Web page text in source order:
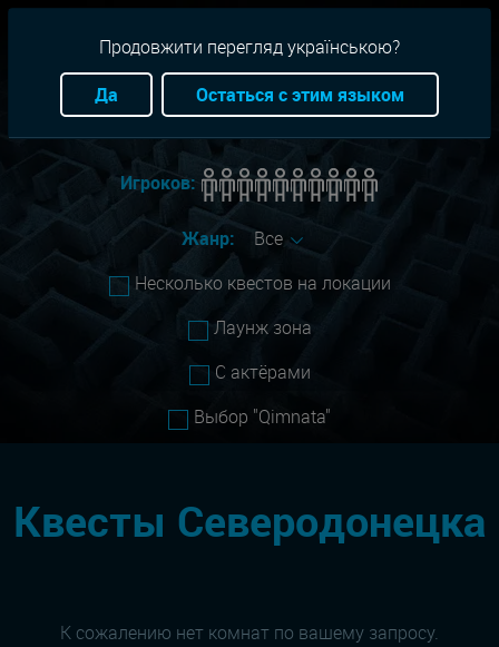
Город: Северодонецк
Игроков:
Жанр:
Все
Несколько квестов на локации
Лаунж зона
С актёрами
Выбор "Qimnata"
Квесты Северодонецка
К сожалению нет комнат по вашему запросу.
Продовжити перегляд українською?
Да
Остаться с этим языком